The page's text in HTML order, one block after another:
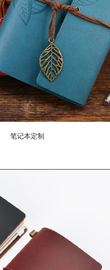
笔记本定制